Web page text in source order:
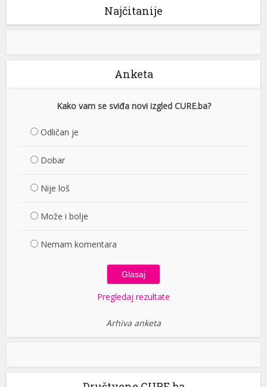
Najčitanije
Anketa
Kako vam se sviđa novi izgled CURE.ba?
Odličan je
Dobar
Nije loš
Može i bolje
Nemam komentara
Pregledaj rezultate
Arhiva anketa